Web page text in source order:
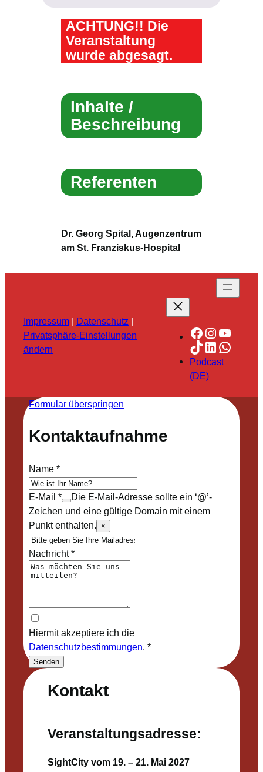
ACHTUNG!! Die
Veranstaltung
wurde abgesagt.
Inhalte /
Beschreibung
Referenten
Dr. Georg Spital, Augenzentrum
am St. Franziskus-Hospital
Impressum | Datenschutz |
Privatsphäre-Einstellungen
ändern
Facebook
TikTok
LinkedIn
Podcast
(DE)
Kontakt
Veranstaltungsadresse:
SightCity vom 19. – 21. Mai 2027
Formular überspringen
Kontaktaufnahme
Name*
E-Mail *
Die E-Mail-Adresse sollte ein ‘@’-
Zeichen und eine gültige Domain mit einem
Punkt enthalten.
×
Nachricht*
Hiermit akzeptiere ich die
Datenschutzbestimmungen *
Senden